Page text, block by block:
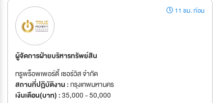
11 ชม. ก่อน
ผู้จัดการฝ่ายบริหารทรัพย์สิน
ทรูพร็อพเพอร์ตี้ เซอร์วิส จำกัด
สถานที่ปฏิบัติงาน :กรุงเทพมหานคร
เงินเดือน(บาท) :35,000 - 50,000